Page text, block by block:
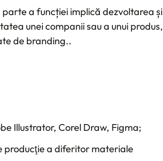
a funcției implică dezvoltarea și
unei companii sau a unui produs,
de branding..
Illustrator, Corel Draw, Figma;
producţie a diferitor materiale